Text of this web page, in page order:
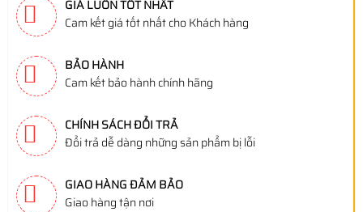
GIÁ LUÔN TỐT NHẤT
Cam kết giá tốt nhất cho Khách hàng
BẢO HÀNH
Cam kết bảo hành chính hãng
CHÍNH SÁCH ĐỔI TRẢ
Đổi trả dễ dàng những sản phẩm bị lỗi
GIAO HÀNG ĐẢM BẢO
Giao hàng tận nơi